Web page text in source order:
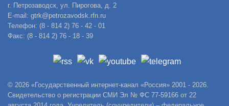
г. Петрозаводск, ул. Пирогова, д. 2
E-mail: gtrk@petrozavodsk.rfn.ru
Телефон: (8 - 814 2) 76 - 42 - 01
Факс: (8 - 814 2) 76 - 18 - 39
© 2026 «Государственный интернет-канал «Россия» 2001 - 2026.
Свидетельство о регистрации СМИ Эл № ФС 77-59166 от 22